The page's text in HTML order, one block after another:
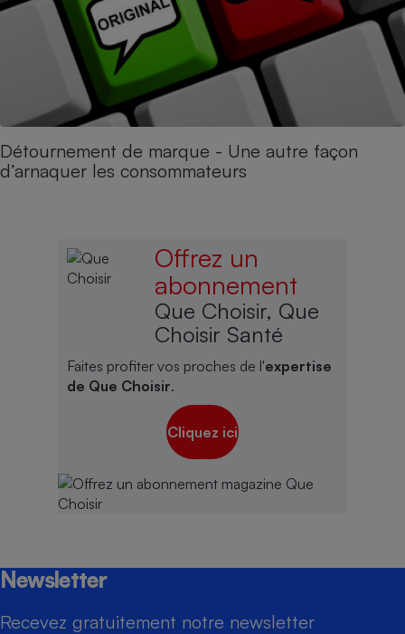
Détournement de marque - Une autre façon
d’arnaquer les consommateurs
Offrez un
abonnement
Que Choisir, Que
Choisir Santé
Faites profiter vos proches de l'expertise
de Que Choisir.
Cliquez ici
Newsletter
Recevez gratuitement notre newsletter